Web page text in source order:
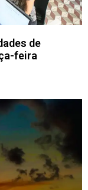
de
feira